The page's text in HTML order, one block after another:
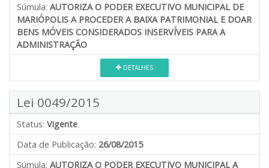
Súmula: AUTORIZA O PODER EXECUTIVO MUNICIPAL DE
MARIÓPOLIS A PROCEDER A BAIXA PATRIMONIAL E DOAR
BENS MÓVEIS CONSIDERADOS INSERVÍVEIS PARA A
ADMINISTRAÇÃO
DETALHES
Lei 0049/2015
Status: Vigente
Data de Publicação: 26/08/2015
Súmula: AUTORIZA O PODER EXECUTIVO MUNICIPAL A